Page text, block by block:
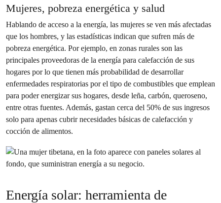
Mujeres, pobreza energética y salud
Hablando de acceso a la energía, las mujeres se ven más afectadas
que los hombres, y las estadísticas indican que sufren más de
pobreza energética. Por ejemplo, en zonas rurales son las
principales proveedoras de la energía para calefacción de sus
hogares por lo que tienen más probabilidad de desarrollar
enfermedades respiratorias por el tipo de combustibles que emplean
para poder energizar sus hogares, desde leña, carbón, queroseno,
entre otras fuentes. Además, gastan cerca del 50% de sus ingresos
solo para apenas cubrir necesidades básicas de calefacción y
cocción de alimentos.
Energía solar: herramienta de